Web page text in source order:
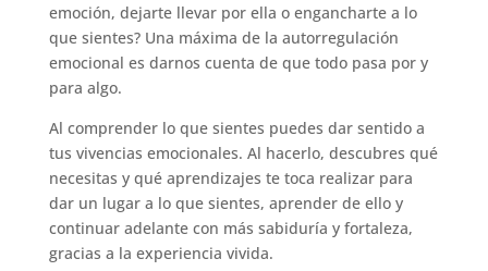
emoción, dejarte llevar por ella o engancharte a lo
que sientes? Una máxima de la autorregulación
emocional es darnos cuenta de que todo pasa por y
para algo.
Al comprender lo que sientes puedes dar sentido a
tus vivencias emocionales. Al hacerlo, descubres qué
necesitas y qué aprendizajes te toca realizar para
dar un lugar a lo que sientes, aprender de ello y
continuar adelante con más sabiduría y fortaleza,
gracias a la experiencia vivida.